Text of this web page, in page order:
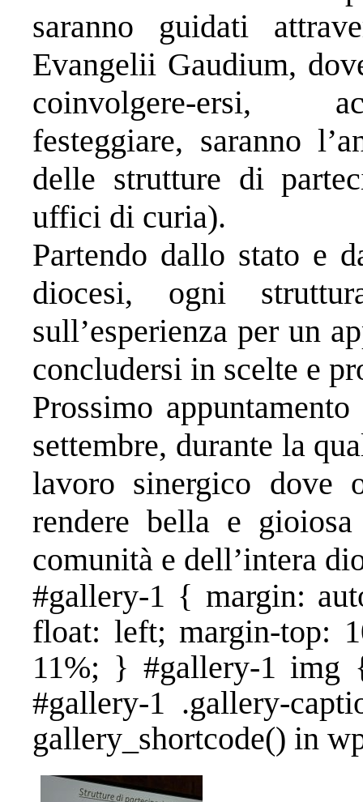
saranno guidati
Evangelii Gaudium,
coinvolgere-ersi,
festeggiare, saranno
delle strutture di
uffici di curia).
Partendo dallo stato e
diocesi, ogni
sull’esperienza per un
concludersi in scelte e
Prossimo
settembre, durante la
lavoro sinergico dove
rendere bella e
comunità e dell’intera
#gallery-1 { margin:
float: left; margin-top:
11%; } #gallery-1
#gallery-1 .gallery-
gallery_shortcode() in